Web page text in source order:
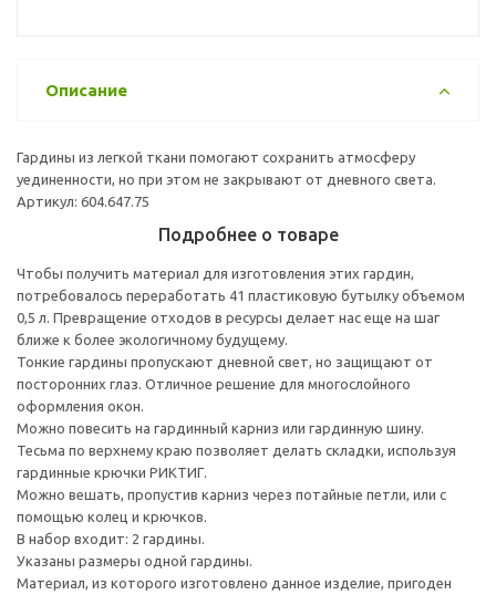
Описание
Гардины из легкой ткани помогают сохранить атмосферу
уединенности, но при этом не закрывают от дневного света.
Артикул: 604.647.75
Подробнее о товаре
Чтобы получить материал для изготовления этих гардин,
потребовалось переработать 41 пластиковую бутылку объемом
0,5 л. Превращение отходов в ресурсы делает нас еще на шаг
ближе к более экологичному будущему.
Тонкие гардины пропускают дневной свет, но защищают от
посторонних глаз. Отличное решение для многослойного
оформления окон.
Можно повесить на гардинный карниз или гардинную шину.
Тесьма по верхнему краю позволяет делать складки, используя
гардинные крючки РИКТИГ.
Можно вешать, пропустив карниз через потайные петли, или с
помощью колец и крючков.
В набор входит: 2 гардины.
Указаны размеры одной гардины.
Материал, из которого изготовлено данное изделие, пригоден